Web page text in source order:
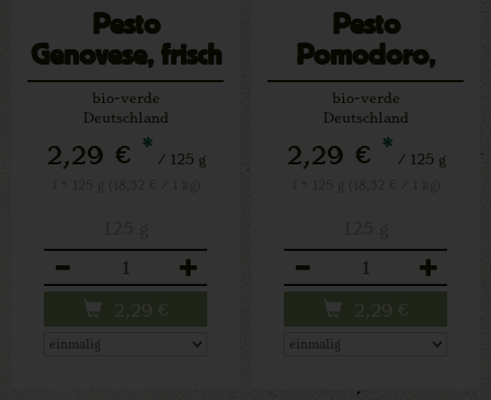
Pesto
Genovese, frisch
Prepack
bio-verde
Deutschland
2,29 € * / 125 g
2,29 €
Pesto
Pomodoro,
frisch Prepack
bio-verde
Deutschland
2,29 € * / 125 g
2,29 €